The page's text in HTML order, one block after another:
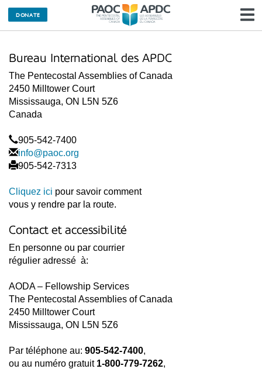
DONATE
Bureau International des APDC
The Pentecostal Assemblies of Canada
2450 Milltower Court
Mississauga, ON L5N 5Z6
Canada
905-542-7400
info@paoc.org
905-542-7313
Cliquez ici pour savoir comment
vous y rendre par la route.
Contact et accessibilité
En personne ou par courrier
régulier adressé à:
AODA – Fellowship Services
The Pentecostal Assemblies of Canada
2450 Milltower Court
Mississauga, ON L5N 5Z6
Par téléphone au: 905-542-7400,
ou au numéro gratuit 1-800-779-7262,